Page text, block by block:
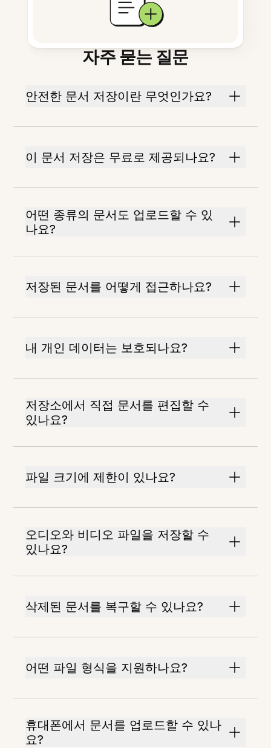
자주 묻는 질문
안전한 문서 저장이란 무엇인가요?
이 문서 저장은 무료로 제공되나요?
어떤 종류의 문서도 업로드할 수 있
나요?
저장된 문서를 어떻게 접근하나요?
내 개인 데이터는 보호되나요?
저장소에서 직접 문서를 편집할 수
있나요?
파일 크기에 제한이 있나요?
오디오와 비디오 파일을 저장할 수
있나요?
삭제된 문서를 복구할 수 있나요?
어떤 파일 형식을 지원하나요?
휴대폰에서 문서를 업로드할 수 있나
요?